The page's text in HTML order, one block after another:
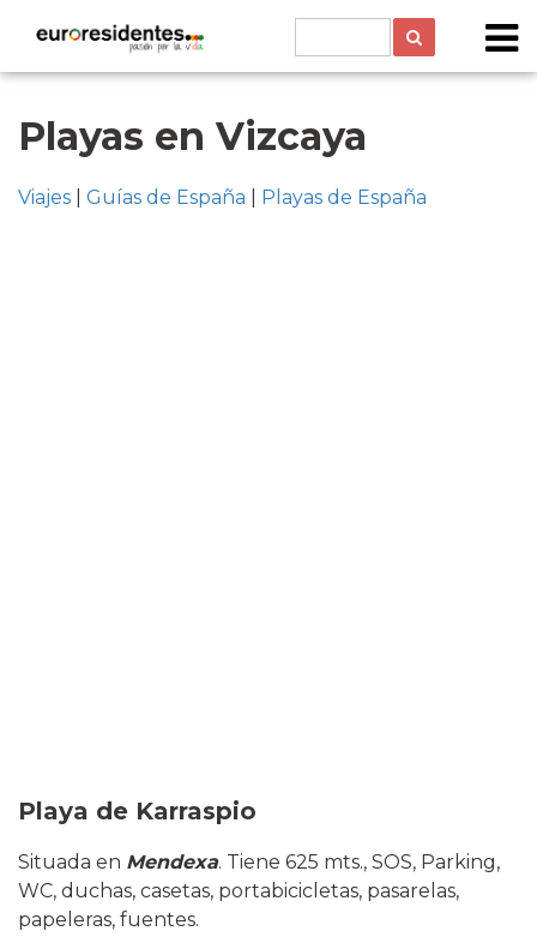
Playas en Vizcaya
Viajes Guías de España Playas de España
Playa de Karraspio
Situada en Mendexa. Tiene 625 mts., SOS, Parking,
WC, duchas, casetas, portabicicletas, pasarelas,
papeleras, fuentes.